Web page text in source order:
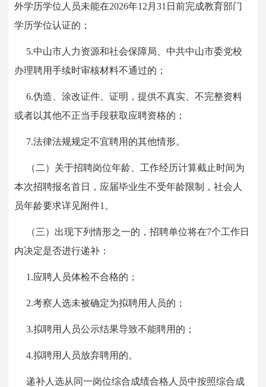
外学历学位人员未能在2026年12月31日前完成教育部门
学历学位认证的；
5.中山市人力资源和社会保障局、中共中山市委党校
办理聘用手续时审核材料不通过的；
6.伪造、涂改证件、证明，提供不真实、不完整资料
或者以其他不正当手段获取应聘资格的；
7.法律法规规定不宜聘用的其他情形。
（二）关于招聘岗位年龄、工作经历计算截止时间为
本次招聘报名首日，应届毕业生不受年龄限制，社会人
员年龄要求详见附件1。
（三）出现下列情形之一的，招聘单位将在7个工作日
内决定是否进行递补：
1.应聘人员体检不合格的；
2.考察人选未被确定为拟聘用人员的；
3.拟聘用人员公示结果导致不能聘用的；
4.拟聘用人员放弃聘用的。
递补人选从同一岗位综合成绩合格人员中按照综合成